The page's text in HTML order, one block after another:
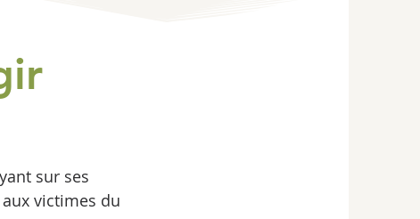
sur ses
victimes du